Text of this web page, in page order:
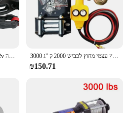
רכב חילוץ עצמי מחוץ לכביש 2000 ק "ג 3000lbs 12v 24v מחוץ לכביש רכב winch winch winch עבור עגור 2000 ק" ג
₪150.71